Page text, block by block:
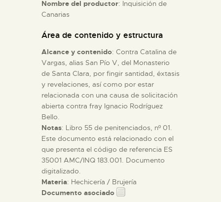
Nombre del productor: Inquisición de
Canarias
Área de contenido y estructura
Alcance y contenido: Contra Catalina de
Vargas, alias San Pío V, del Monasterio
de Santa Clara, por fingir santidad, éxtasis
y revelaciones, así como por estar
relacionada con una causa de solicitación
abierta contra fray Ignacio Rodríguez
Bello.
Notas: Libro 55 de penitenciados, nº 01.
Este documento está relacionado con el
que presenta el código de referencia ES
35001 AMC/INQ 183.001. Documento
digitalizado.
Materia: Hechicería / Brujería
Documento asociado